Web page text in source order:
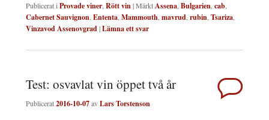
Publicerat iProvade viner,Rött vin|MärktAssena,Bulgarien,cab,
Cabernet Sauvignon,Ententa,Mammouth,mavrud,rubin,Tsariza,
Vinzavod Assenovgrad|Lämna ett svar
Test: osvavlat vin öppet två år
Publicerat2016-10-07avLars Torstenson